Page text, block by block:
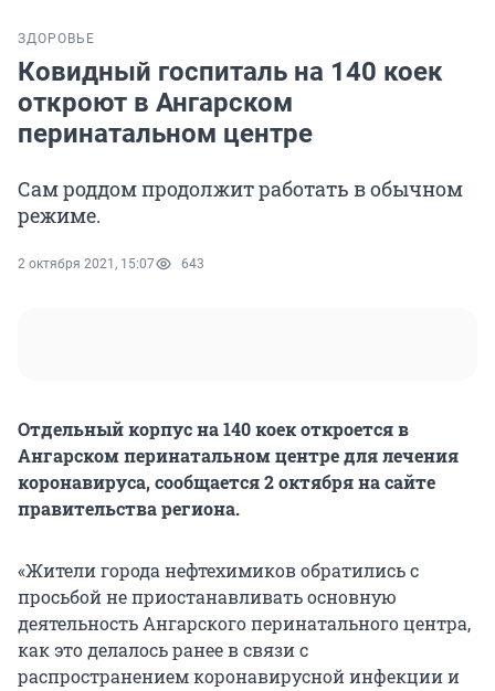
ЗДОРОВЬЕ
Ковидный госпиталь на 140 коек
откроют в Ангарском
перинатальном центре
Сам роддом продолжит работать в обычном
режиме.
2 октября 2021, 15:07 643
Отдельный корпус на 140 коек откроется в
Ангарском перинатальном центре для лечения
коронавируса, сообщается 2 октября на сайте
правительства региона.
«Жители города нефтехимиков обратились с
просьбой не приостанавливать основную
деятельность Ангарского перинатального центра,
как это делалось ранее в связи с
распространением коронавирусной инфекции и